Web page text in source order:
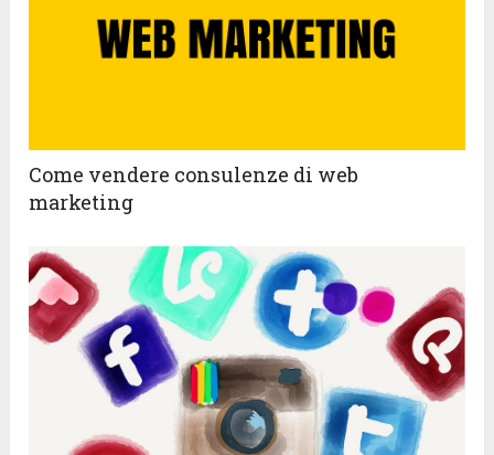
Come vendere consulenze di web
marketing